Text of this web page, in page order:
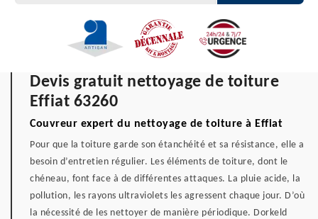
Devis gratuit nettoyage de toiture
Effiat 63260
Couvreur expert du nettoyage de toiture à Effiat
Pour que la toiture garde son étanchéité et sa résistance, elle a
besoin d’entretien régulier. Les éléments de toiture, dont le
chéneau, font face à de différentes attaques. La pluie acide, la
pollution, les rayons ultraviolets les agressent chaque jour. D’où
la nécessité de les nettoyer de manière périodique. Dorkeld